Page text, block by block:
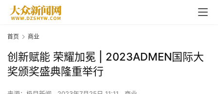
首页 商业
创新赋能 荣耀加冕 | 2023ADMEN国际大
奖颁奖盛典隆重举行